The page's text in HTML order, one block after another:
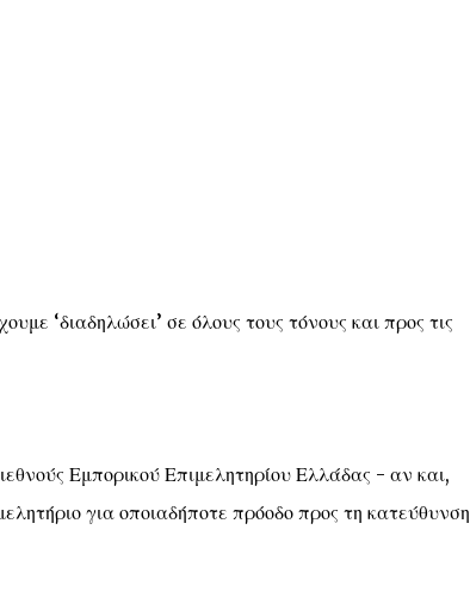
‘διαδηλώσει’ σε όλους τους τόνους και προς τις
Εμπορικού Επιμελητηρίου Ελλάδας - αν και,
για οποιαδήποτε πρόοδο προς τη κατεύθυνση